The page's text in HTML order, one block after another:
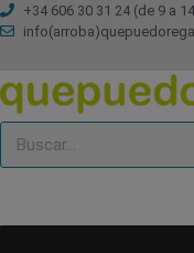
+34 606 30 31 24 (de 9 a